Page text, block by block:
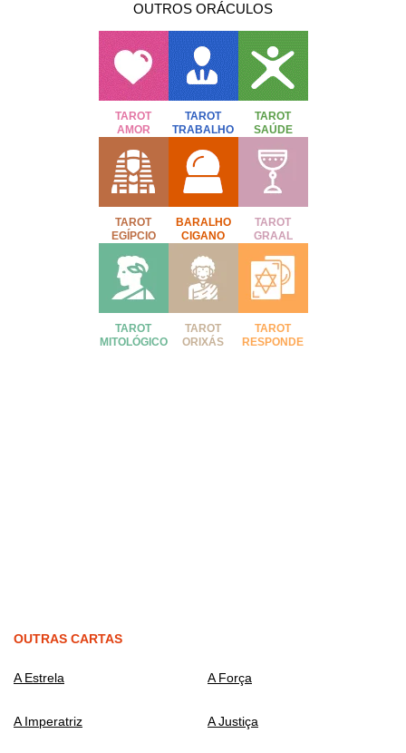
OUTROS ORÁCULOS
TAROT
AMOR
TAROT
TRABALHO
TAROT
SAÚDE
TAROT
EGÍPCIO
BARALHO
CIGANO
TAROT
GRAAL
TAROT
MITOLÓGICO
TAROT
ORIXÁS
TAROT
RESPONDE
OUTRAS CARTAS
A Estrela A Força
A Imperatriz A Justiça